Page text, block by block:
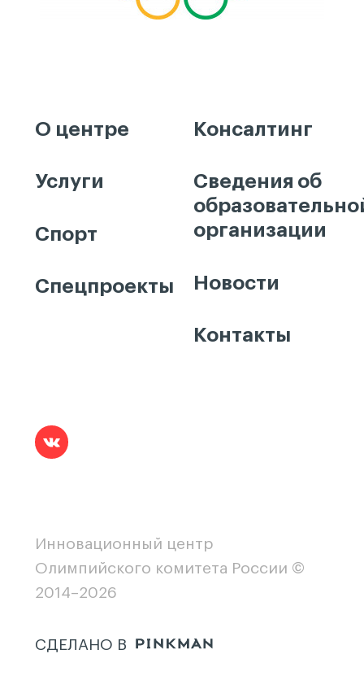
О центре
Услуги
Спорт
Спецпроекты
Консалтинг
Сведения об
организации
Новости
Контакты
Инновационный центр
Олимпийского комитета России ©
2014–2026
СДЕЛАНО В